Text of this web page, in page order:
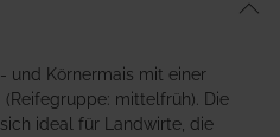
und Körnermais mit einer
(Reifegruppe: mittelfrüh). Die
ideal für Landwirte, die